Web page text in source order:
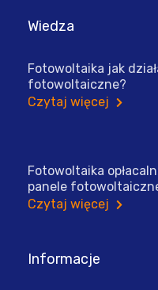
Wiedza
Fotowoltaika jak
fotowoltaiczne?
Czytaj więcej
Fotowoltaika
panele
Czytaj więcej
Informacje